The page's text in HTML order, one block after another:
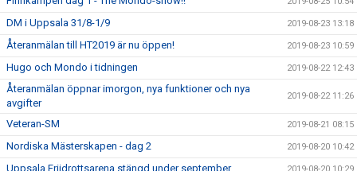
DM i Uppsala 31/8-1/9 2019-08-23 13:18
Återanmälan till HT2019 är nu öppen! 2019-08-23 10:59
Hugo och Mondo i tidningen 2019-08-22 12:43
Återanmälan öppnar imorgon, nya funktioner och nya
avgifter
2019-08-22 11:26
Veteran-SM 2019-08-21 08:15
Nordiska Mästerskapen - dag 2 2019-08-20 10:42
Uppsala Friidrottsarena stängd under september